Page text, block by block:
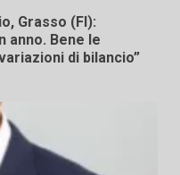
Grasso (FI):
anno. Bene le
di bilancio”